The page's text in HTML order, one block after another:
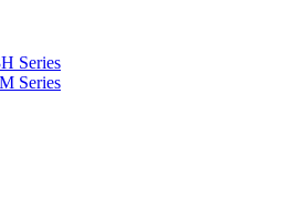
Series
Series